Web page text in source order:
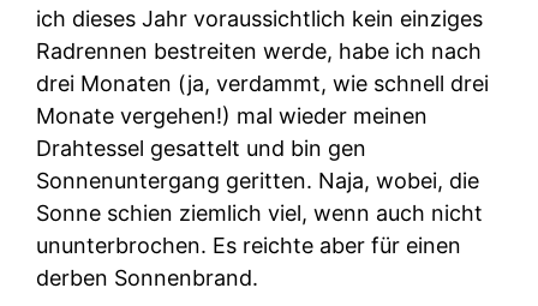
ich dieses Jahr voraussichtlich kein einziges
Radrennen bestreiten werde, habe ich nach
drei Monaten (ja, verdammt, wie schnell drei
Monate vergehen!) mal wieder meinen
Drahtessel gesattelt und bin gen
Sonnenuntergang geritten. Naja, wobei, die
Sonne schien ziemlich viel, wenn auch nicht
ununterbrochen. Es reichte aber für einen
derben Sonnenbrand.